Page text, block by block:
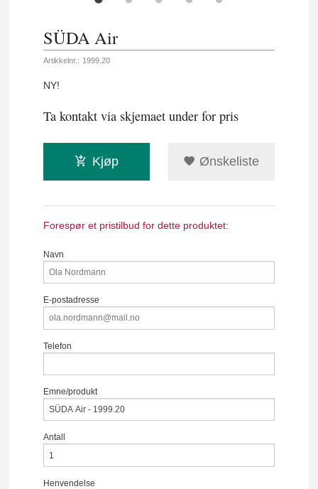
SÜDA Air
Artikkelnr.: 1999.20
NY!
Ta kontakt via skjemaet under for pris
Kjøp Ønskeliste
Forespør et pristilbud for dette produktet:
Navn
E-postadresse
Telefon
Emne/produkt
Antall
Henvendelse